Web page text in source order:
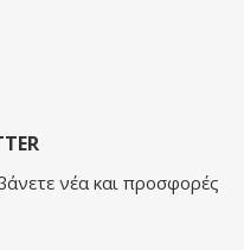
νέα και προσφορές